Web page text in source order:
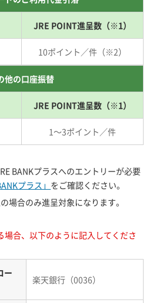
JRE POINT進呈数（※1）
10ポイント／件（※2）
他の口座振替
JRE POINT進呈数（※1）
1～3ポイント／件
BANKプラスへのエントリーが必要
プラス」 をご確認ください。
場合のみ進呈対象になります。
合、以下のように記入してくださ
ー
楽天銀行（0036）